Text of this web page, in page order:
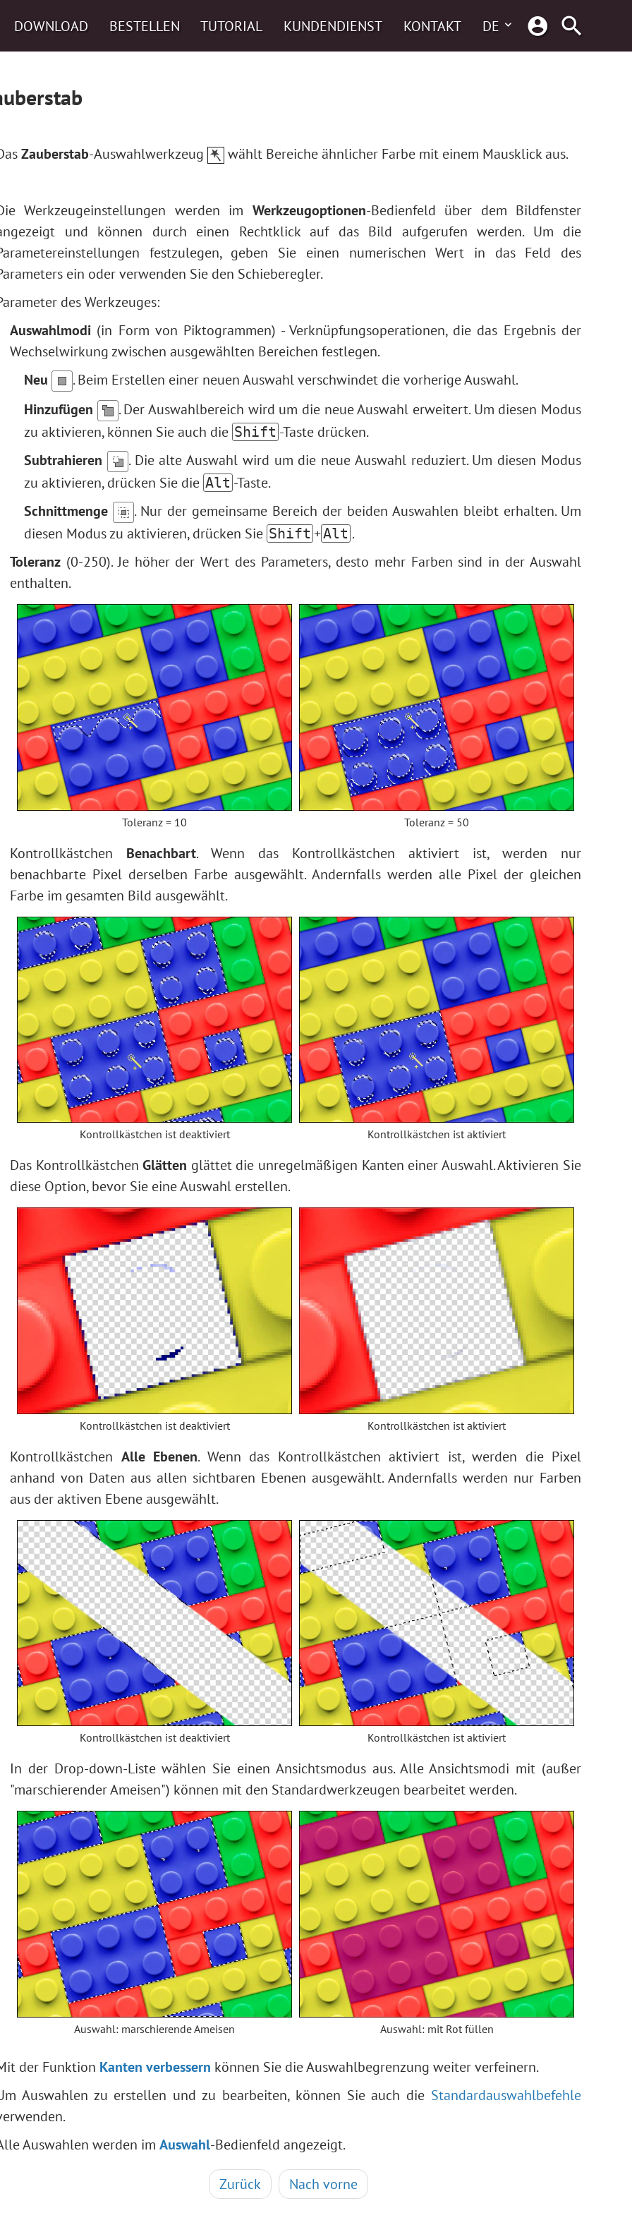
DOWNLOAD BESTELLEN TUTORIAL KUNDENDIENST KONTAKT DE
Zauberstab-Auswahlwerkzeug wählt Bereiche ähnlicher Farbe mit einem Mausklick aus.
Werkzeugeinstellungen werden im Werkzeugoptionen-Bedienfeld über dem Bildfenster
und können durch einen Rechtklick auf das Bild aufgerufen werden. Um die
festzulegen, geben Sie einen numerischen Wert in das Feld des
ein oder verwenden Sie den Schieberegler.
des Werkzeuges:
Auswahlmodi (in Form von Piktogrammen) - Verknüpfungsoperationen, die das Ergebnis der
Wechselwirkung zwischen ausgewählten Bereichen festlegen.
Neu
. Beim Erstellen einer neuen Auswahl verschwindet die vorherige Auswahl.
Hinzufügen
. Der Auswahlbereich wird um die neue Auswahl erweitert. Um diesen Modus
zu aktivieren, können Sie auch die Shift -Taste drücken.
Subtrahieren
. Die alte Auswahl wird um die neue Auswahl reduziert. Um diesen Modus
zu aktivieren, drücken Sie die Alt -Taste.
Schnittmenge
. Nur der gemeinsame Bereich der beiden Auswahlen bleibt erhalten. Um
diesen Modus zu aktivieren, drücken Sie Shift +Alt .
Toleranz (0-250). Je höher der Wert des Parameters, desto mehr Farben sind in der Auswahl
enthalten.
Toleranz = 10 Toleranz = 50
Kontrollkästchen Benachbart. Wenn das Kontrollkästchen aktiviert ist, werden nur
benachbarte Pixel derselben Farbe ausgewählt. Andernfalls werden alle Pixel der gleichen
Farbe im gesamten Bild ausgewählt.
Kontrollkästchen ist deaktiviert Kontrollkästchen ist aktiviert
Das KontrollkästchenGlätten glättet die unregelmäßigen Kanten einer Auswahl. Aktivieren Sie
diese Option, bevor Sie eine Auswahl erstellen.
Kontrollkästchen ist deaktiviert Kontrollkästchen ist aktiviert
Kontrollkästchen Alle Ebenen. Wenn das Kontrollkästchen aktiviert ist, werden die Pixel
anhand von Daten aus allen sichtbaren Ebenen ausgewählt. Andernfalls werden nur Farben
aus der aktiven Ebene ausgewählt.
Kontrollkästchen ist deaktiviert Kontrollkästchen ist aktiviert
In der Drop-down-Liste wählen Sie einen Ansichtsmodus aus. Alle Ansichtsmodi mit (außer
"marschierender Ameisen") können mit den Standardwerkzeugen bearbeitet werden.
Auswahl: marschierende Ameisen Auswahl: mit Rot füllen
der Funktion Kanten verbessern können Sie die Auswahlbegrenzung weiter verfeinern.
Auswahlen zu erstellen und zu bearbeiten, können Sie auch die Standardauswahlbefehle
Auswahlen werden im Auswahl-Bedienfeld angezeigt.
Zurück Nach vorne